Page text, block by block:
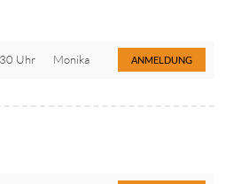
Uhr Monika ANMELDUNG